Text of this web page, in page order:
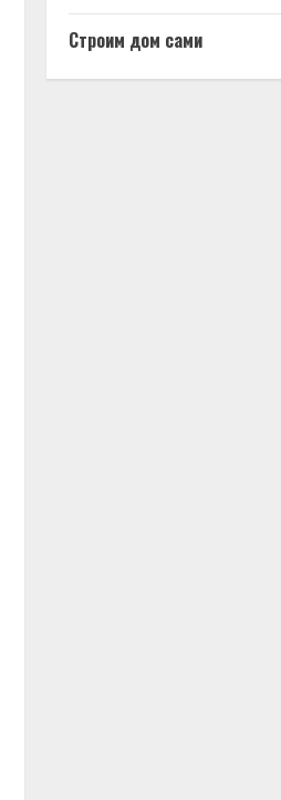
Строим дом сами